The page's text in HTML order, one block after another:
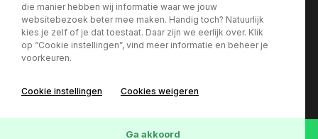
Openingstijden
Ma - Vr
09 : 00 - 18 : 00
Privacy policy
die manier hebben wij informatie waar we jouw
websitebezoek beter mee maken. Handig toch? Natuurlijk
kies je zelf of je dat toestaat. Daar zijn we eerlijk over. Klik
op “Cookie instellingen”, vind meer informatie en beheer je
voorkeuren.
Cookie instellingen Cookies weigeren
Ga akkoord